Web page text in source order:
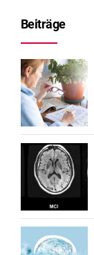
Beiträge